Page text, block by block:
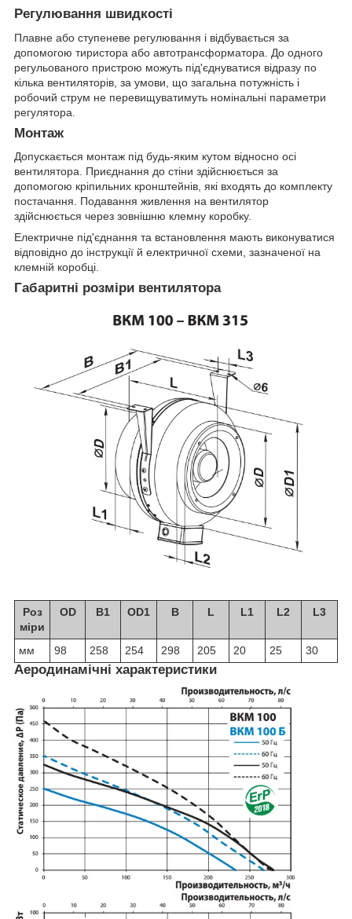
Регулювання швидкості
Плавне або ступеневе регулювання і відбувається за
допомогою тиристора або автотрансформатора. До одного
регульованого пристрою можуть під'єднуватися відразу по
кілька вентиляторів, за умови, що загальна потужність і
робочий струм не перевищуватимуть номінальні параметри
регулятора.
Монтаж
Допускається монтаж під будь-яким кутом відносно осі
вентилятора. Приєднання до стіни здійснюється за
допомогою кріпильних кронштейнів, які входять до комплекту
постачання. Подавання живлення на вентилятор
здійснюється через зовнішню клемну коробку.
Електричне під'єднання та встановлення мають виконуватися
відповідно до інструкції й електричної схеми, зазначеної на
клемній коробці.
Габаритні розміри вентилятора
Роз
міри
OD B1 OD1 B L L1 L2 L3
мм 98 258 254 298 205 20 25 30
Аеродинамічні характеристики